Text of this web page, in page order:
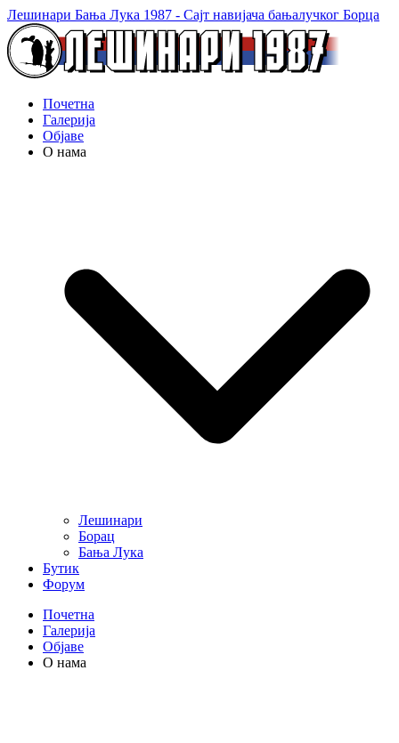
Лешинари Бања Лука 1987 - Сајт навијача бањалучког Борца
Почетна
Галерија
Објаве
О нама
Лешинари
Борац
Бања Лука
Бутик
Форум
Почетна
Галерија
Објаве
О нама